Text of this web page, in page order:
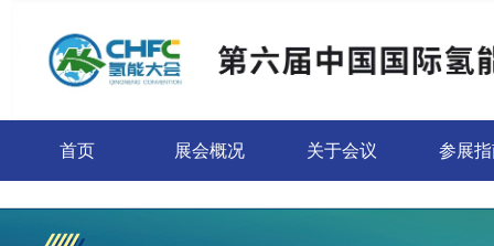
首页 展会概况 关于会议 参展